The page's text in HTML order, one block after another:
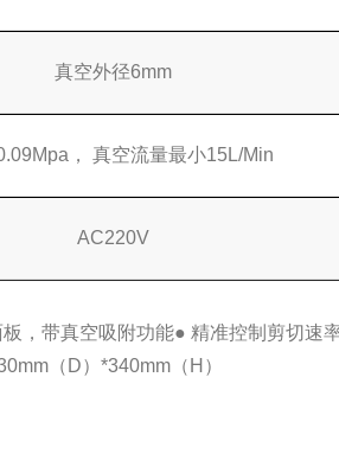
真空外径6mm
， 真空流量最小15L/Min
AC220V
，带真空吸附功能● 精准控制剪切速率
（D）*340mm（H）